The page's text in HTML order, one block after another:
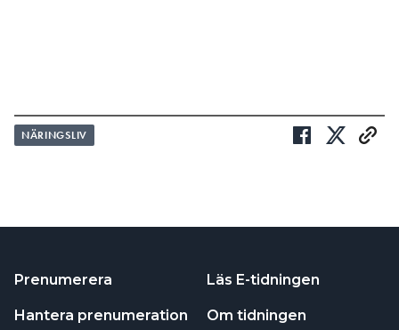
NÄRINGSLIV
Prenumerera
Hantera prenumeration
Läs E-tidningen
Om tidningen